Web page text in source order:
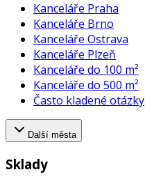
Kanceláře Praha
Kanceláře Brno
Kanceláře Ostrava
Kanceláře Plzeň
Kanceláře do 100 m²
Kanceláře do 500 m²
Často kladené otázky
Další města
Sklady